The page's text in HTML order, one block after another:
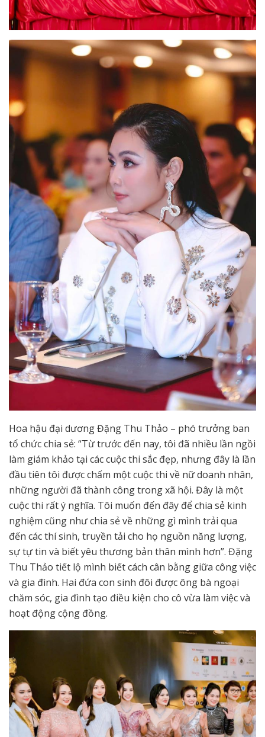
Hoa hậu đại dương Đặng Thu Thảo – phó trưởng ban
tổ chức chia sẻ: “Từ trước đến nay, tôi đã nhiều lần ngồi
làm giám khảo tại các cuộc thi sắc đẹp, nhưng đây là lần
đầu tiên tôi được chấm một cuộc thi về nữ doanh nhân,
những người đã thành công trong xã hội. Đây là một
cuộc thi rất ý nghĩa. Tôi muốn đến đây để chia sẻ kinh
nghiệm cũng như chia sẻ về những gì mình trải qua
đến các thí sinh, truyền tải cho họ nguồn năng lượng,
sự tự tin và biết yêu thương bản thân mình hơn”. Đặng
Thu Thảo tiết lộ mình biết cách cân bằng giữa công việc
và gia đình. Hai đứa con sinh đôi được ông bà ngoại
chăm sóc, gia đình tạo điều kiện cho cô vừa làm việc và
hoạt động cộng đồng.